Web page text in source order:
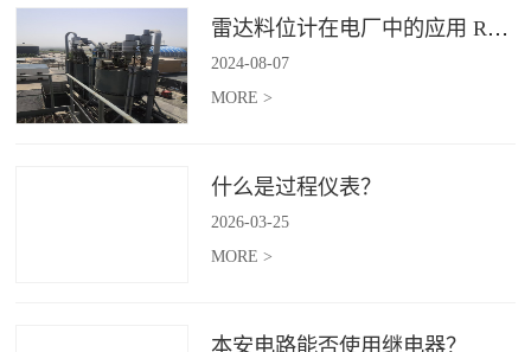
雷达料位计在电厂中的应用 RBRDZB-71-6-C
2024-08-07
MORE >
什么是过程仪表？
2026-03-25
MORE >
本安电路能否使用继电器？